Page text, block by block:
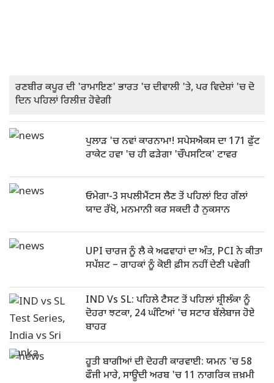
ਰਣਬੀਰ ਕਪੂਰ ਦੀ 'ਰਾਮਾਇਣ' ਭਾਰਤ 'ਚ ਦੀਵਾਲੀ 'ਤੇ, ਪਰ ਵਿਦੇਸ਼ਾਂ 'ਚ ਦੋ
ਦਿਨ ਪਹਿਲਾਂ ਰਿਲੀਜ਼ ਹੋਵੇਗੀ
ਪੁਲਾੜ 'ਚ ਨਵਾਂ ਕਾਰਨਾਮਾ! ਸਪੇਸਐਕਸ ਦਾ 171 ਫੁੱਟ
ਰਾਕੇਟ ਹਵਾ 'ਚ ਹੀ ਫੜੇਗਾ 'ਚੌਪਸਟਿਕ' ਟਾਵਰ
ਓਮੇਗਾ-3 ਸਪਲੀਮੈਂਟਸ ਲੈਣ ਤੋਂ ਪਹਿਲਾਂ ਇਹ ਗੱਲਾਂ
ਯਾਦ ਰੱਖੋ, ਮਨਮਾਨੀ ਕਰ ਸਕਦੀ ਹੈ ਨੁਕਸਾਨ
UPI ਚਾਰਜ ਨੂੰ ਲੈ ਕੇ ਅਫਵਾਹਾਂ ਦਾ ਅੰਤ, PCI ਨੇ ਕੀਤਾ
ਸਪੱਸ਼ਟ – ਗਾਹਕਾਂ ਨੂੰ ਕੋਈ ਫ਼ੀਸ ਨਹੀਂ ਦੇਣੀ ਪਵੇਗੀ
IND Vs SL: ਪਹਿਲੇ ਟੈਸਟ ਤੋਂ ਪਹਿਲਾਂ ਸ਼੍ਰੀਲੰਕਾ ਨੂੰ
ਦੋਹਰਾ ਝਟਕਾ, 24 ਘੰਟਿਆਂ 'ਚ ਸਟਾਰ ਬੱਲੇਬਾਜ ਹੋਏ
ਬਾਹਰ
ਹੂਤੀ ਬਾਗੀਆਂ ਦੀ ਦੋਹਰੀ ਕਾਰਵਾਈ: ਯਮਨ 'ਚ 58
ਫੌਜੀ ਮਾਰੇ, ਸਾਊਦੀ ਅਰਬ 'ਚ 11 ਨਾਗਰਿਕ ਜ਼ਖ਼ਮੀ